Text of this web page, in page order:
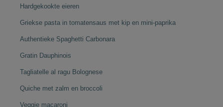
Hardgekookte eieren
Griekse pasta in tomatensaus met kip en mini-paprika
Authentieke Spaghetti Carbonara
Gratin Dauphinois
Tagliatelle al ragu Bolognese
Quiche met zalm en broccoli
Veggie macaroni